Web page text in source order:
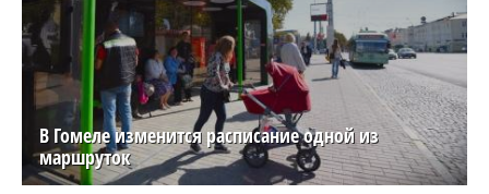
В Гомеле изменится расписание одной из
маршруток